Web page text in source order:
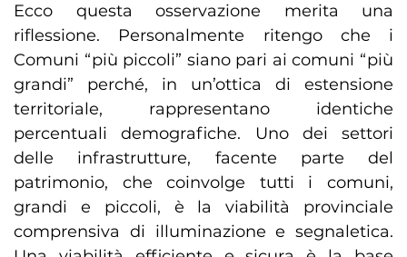
Ecco questa osservazione merita una
riflessione. Personalmente ritengo che i
Comuni “più piccoli” siano pari ai comuni “più
grandi” perché, in un’ottica di estensione
territoriale, rappresentano identiche
percentuali demografiche. Uno dei settori
delle infrastrutture, facente parte del
patrimonio, che coinvolge tutti i comuni,
grandi e piccoli, è la viabilità provinciale
comprensiva di illuminazione e segnaletica.